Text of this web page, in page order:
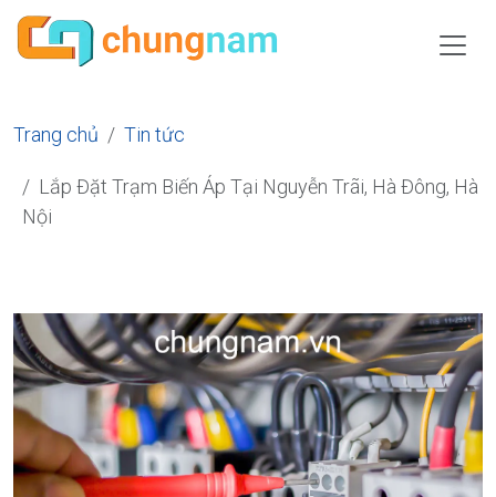
Trang chủ Tin tức
Lắp Đặt Trạm Biến Áp Tại Nguyễn Trãi, Hà Đông, Hà
Nội